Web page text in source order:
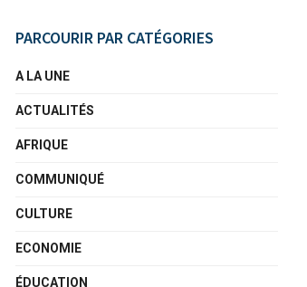
PARCOURIR PAR CATÉGORIES
A LA UNE
ACTUALITÉS
AFRIQUE
COMMUNIQUÉ
CULTURE
ECONOMIE
ÉDUCATION